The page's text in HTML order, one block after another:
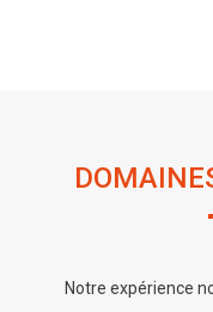
Notre expérience